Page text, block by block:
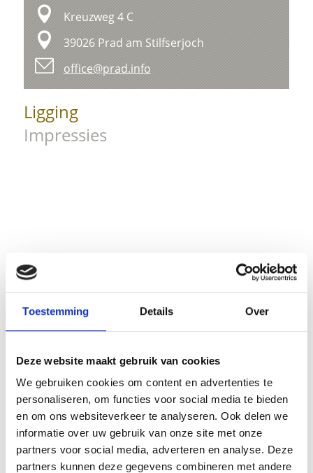
Toestemming Details Over
Deze website maakt gebruik van cookies
We gebruiken cookies om content en advertenties te
personaliseren, om functies voor social media te bieden
en om ons websiteverkeer te analyseren. Ook delen we
informatie over uw gebruik van onze site met onze
partners voor social media, adverteren en analyse. Deze
partners kunnen deze gegevens combineren met andere
Kreuzweg 4 C
39026 Prad am Stilfserjoch
office@prad.info
Ligging
Impressies